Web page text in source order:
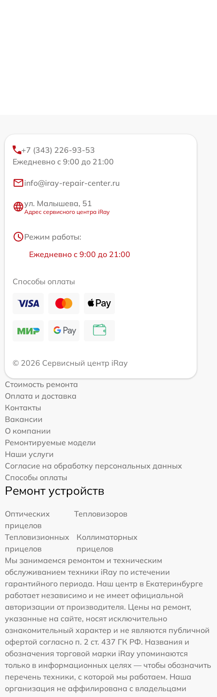
+7 (343) 226-93-53
Ежедневно с 9:00 до 21:00
info@iray-repair-center.ru
ул. Малышева, 51
Адрес сервисного центра iRay
Режим работы:
Ежедневно с 9:00 до 21:00
Способы оплаты
© 2026 Сервисный центр iRay
Стоимость ремонта
Оплата и доставка
Контакты
Вакансии
О компании
Ремонтируемые модели
Наши услуги
Согласие на обработку персональных данных
Способы оплаты
Ремонт устройств
Оптических
прицелов
Тепловизоров
Тепловизионных
прицелов
Коллиматорных
прицелов
Мы занимаемся ремонтом и техническим
обслуживанием техники iRay по истечении
гарантийного периода. Наш центр в Екатеринбурге
работает независимо и не имеет официальной
авторизации от производителя. Цены на ремонт,
указанные на сайте, носят исключительно
ознакомительный характер и не являются публичной
офертой согласно п. 2 ст. 437 ГК РФ. Названия и
обозначения торговой марки iRay упоминаются
только в информационных целях — чтобы обозначить
перечень техники, с которой мы работаем. Наша
организация не аффилирована с владельцами